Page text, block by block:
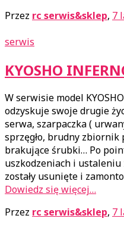
Przez rc serwis&sklep, 7
serwis
KYOSHO
W serwisie model
odzyskuje swoje drugie
serwa, szarpaczka (
sprzęgło, brudny
brakujące śrubki… Po
uszkodzeniach i
zostały usunięte i
Dowiedz się więcej…
Przez rc serwis&sklep, 7